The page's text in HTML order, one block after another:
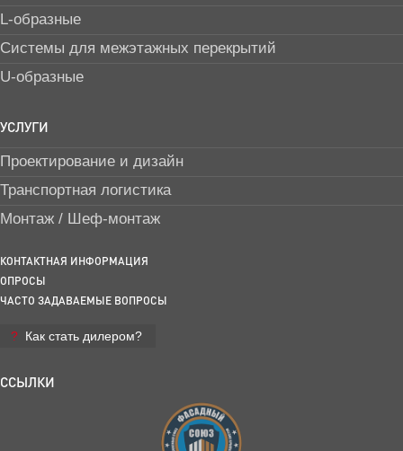
L-образные
Системы для межэтажных перекрытий
U-образные
УСЛУГИ
Проектирование и дизайн
Транспортная логистика
Монтаж / Шеф-монтаж
КОНТАКТНАЯ ИНФОРМАЦИЯ
ОПРОСЫ
ЧАСТО ЗАДАВАЕМЫЕ ВОПРОСЫ
Как стать дилером?
ССЫЛКИ